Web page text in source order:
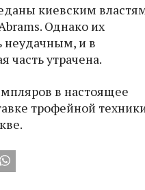
киевским
Однако их
неудачным, и в
часть утрачена.
в настоящее
трофейной